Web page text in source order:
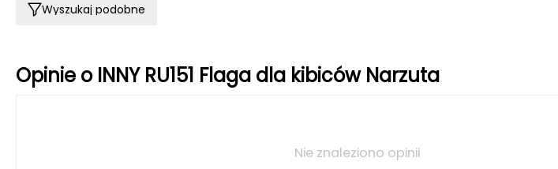
Wyszukaj podobne
Opinie o INNY RU151 Flaga dla kibiców Narzuta
Nie znaleziono opinii